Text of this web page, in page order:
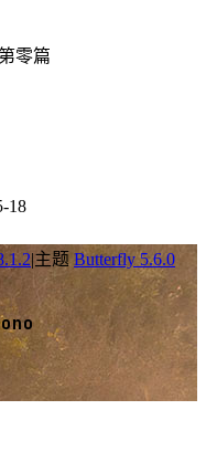
零篇
18
|主题 Butterfly 5.6.0